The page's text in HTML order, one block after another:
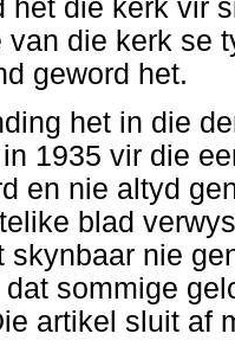
het die kerk vir
van die kerk se
geword het.
het in die
1935 vir die
en nie altyd
blad
skynbaar nie
sommige
artikel sluit af